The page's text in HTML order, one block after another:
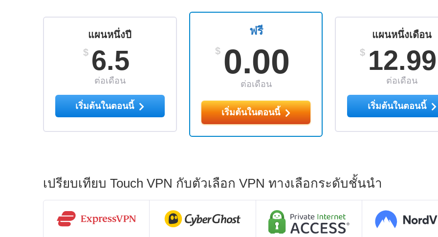
ฟรี
$ 0.00
ต่อเดือน
เริ่มต้นในตอนนี้
แผนหนึ่งปี
$ 6.5
ต่อเดือน
เริ่มต้นในตอนนี้
แผนหนึ่งเดือน
$ 12.99
ต่อเดือน
เริ่มต้นในตอนนี้
เปรียบเทียบ Touch VPN กับตัวเลือก VPN ทางเลือกระดับชั้นนำ